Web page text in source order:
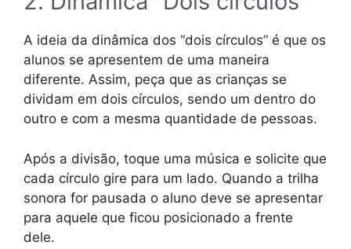
A ideia da dinâmica dos “dois círculos” é que os
alunos se apresentem de uma maneira
diferente. Assim, peça que as crianças se
dividam em dois círculos, sendo um dentro do
outro e com a mesma quantidade de pessoas.
Após a divisão, toque uma música e solicite que
cada círculo gire para um lado. Quando a trilha
sonora for pausada o aluno deve se apresentar
para aquele que ficou posicionado a frente
dele.